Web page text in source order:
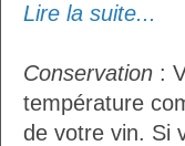
Lire la suite...
Conservation :
température
de votre vin. Si